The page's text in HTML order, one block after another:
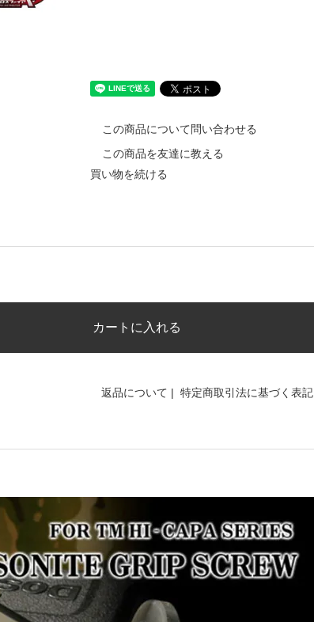
この商品について問い合わせる
この商品を友達に教える
買い物を続ける
カートに入れる
返品について | 特定商取引法に基づく表記